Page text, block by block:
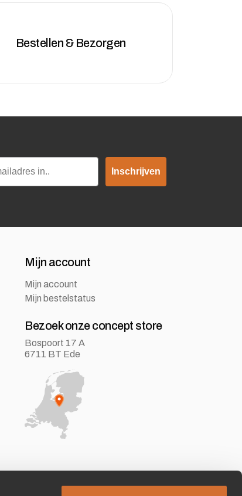
Bestellen & Bezorgen
Inschrijven
Mijn account
Mijn account
Mijn bestelstatus
Bezoek onze concept store
Bospoort 17 A
6711 BT Ede